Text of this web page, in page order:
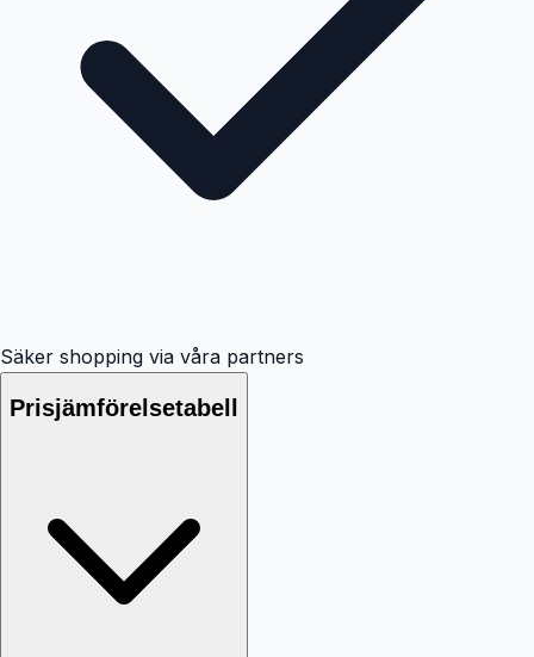
Säker shopping via våra partners
Prisjämförelsetabell